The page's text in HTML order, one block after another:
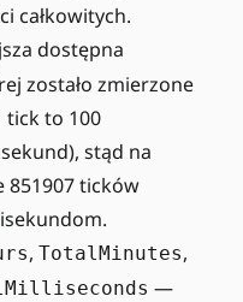
całkowitych.
dostępna
zostało zmierzone
tick to 100
stąd na
851907 ticków
, TotalMinutes,
—